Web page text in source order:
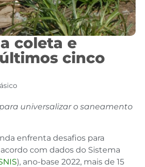
coleta e
cinco
universalizar o saneamento
enfrenta desafios para
com dados do Sistema
), ano-base 2022, mais de 15